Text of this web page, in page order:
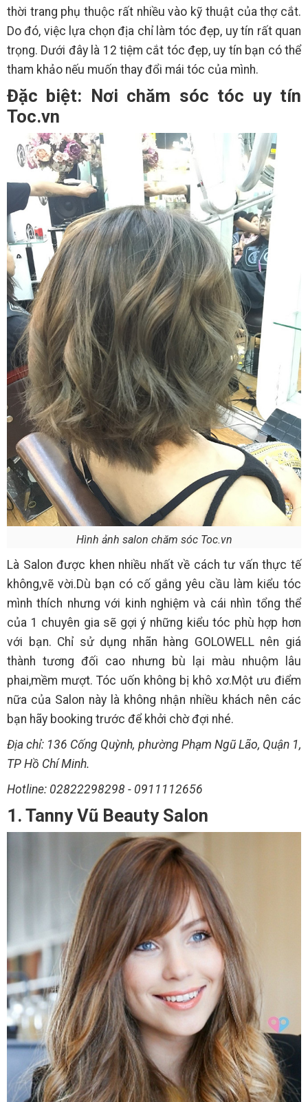
thời trang phụ thuộc rất nhiều vào kỹ thuật của thợ cắt.
Do đó, việc lựa chọn địa chỉ làm tóc đẹp, uy tín rất quan
trọng. Dưới đây là 12 tiệm cắt tóc đẹp, uy tín bạn có thể
tham khảo nếu muốn thay đổi mái tóc của mình.
Đặc biệt: Nơi chăm sóc tóc uy tín
Toc.vn
Hình ảnh salon chăm sóc Toc.vn
Là Salon được khen nhiều nhất về cách tư vấn thực tế
không,vẽ vời.Dù bạn có cố gắng yêu cầu làm kiểu tóc
mình thích nhưng với kinh nghiệm và cái nhìn tổng thể
của 1 chuyên gia sẽ gợi ý những kiểu tóc phù hợp hơn
với bạn. Chỉ sử dụng nhãn hàng GOLOWELL nên giá
thành tương đối cao nhưng bù lại màu nhuộm lâu
phai,mềm mượt. Tóc uốn không bị khô xơ.Một ưu điểm
nữa của Salon này là không nhận nhiều khách nên các
bạn hãy booking trước để khởi chờ đợi nhé.
Địa chỉ: 136 Cống Quỳnh, phường Phạm Ngũ Lão, Quận 1,
TP Hồ Chí Minh.
Hotline: 02822298298 - 0911112656
1. Tanny Vũ Beauty Salon